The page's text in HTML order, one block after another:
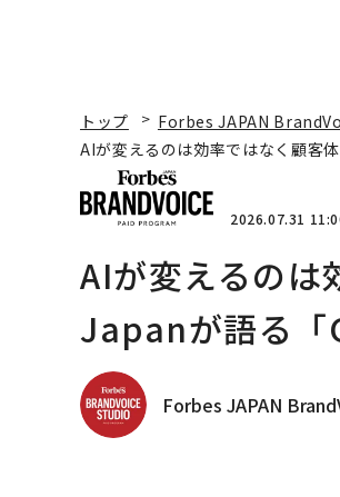
トップ Forbes JAPAN
AIが変えるのは効率ではなく顧
2026.07.31
AIが変えるの
Japanが語る
Forbes JAPAN